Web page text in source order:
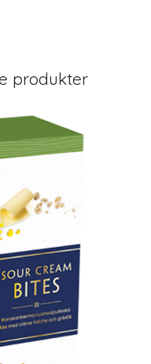
produkter